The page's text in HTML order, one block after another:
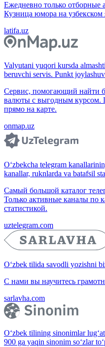
Ежедневно только
Кузница юмора на узбекском
latifa.uz
Valyutani yuqori kursda
beruvchi servis. Punkt
Сервис, помогающий найти
валюты с выгодным курсом.
прямо на карте.
onmap.uz
O‘zbekcha telegram
kanallar, ruknlarda va batafsil
Самый большой каталог
Только активные каналы по
статистикой.
uztelegram.com
O‘zbek tilida savodli yozishni
С нами вы научитесь
sarlavha.com
O‘zbek tilining sinonimlar
900 ga yaqin sinonim so‘zlar